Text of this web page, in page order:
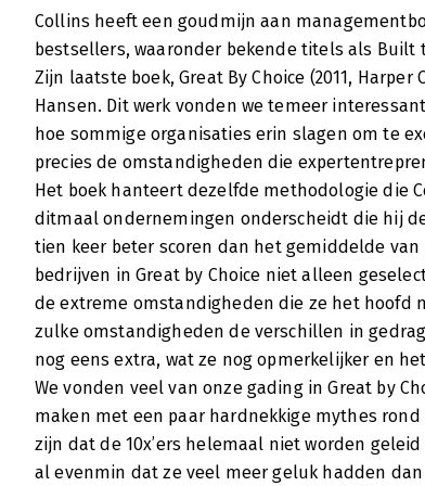
en sommige niet. Dat heeft geleid
managementmythes doorprikt.
Lees verder
Collins heeft een goudmijn aan
bestsellers, waaronder bekende titels als Built
Zijn laatste boek, Great By Choice (2011,
Hansen. Dit werk vonden we temeer
hoe sommige organisaties erin slagen om te
precies de omstandigheden die
Het boek hanteert dezelfde methodologie die
ditmaal ondernemingen onderscheidt die hij
tien keer beter scoren dan het gemiddelde
bedrijven in Great by Choice niet alleen
de extreme omstandigheden die ze het hoofd
zulke omstandigheden de verschillen in
nog eens extra, wat ze nog opmerkelijker en
We vonden veel van onze gading in Great by
maken met een paar hardnekkige mythes
zijn dat de 10x’ers helemaal niet worden
al evenmin dat ze veel meer geluk hadden